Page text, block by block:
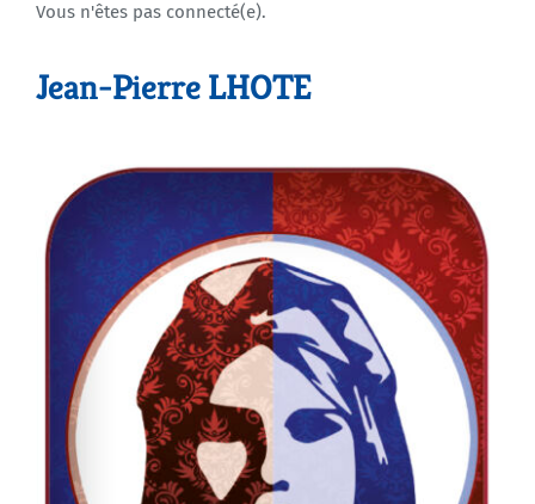
Agenda
Vous n'êtes pas connecté(e).
Jean-Pierre LHOTE